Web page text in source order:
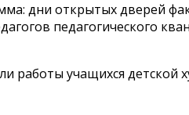
дни открытых дверей
педагогического
работы учащихся детской